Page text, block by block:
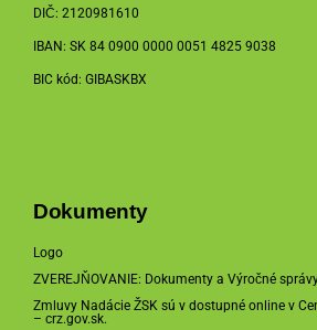
DIČ: 2120981610
IBAN: SK 84 0900 0000 0051 4825 9038
BIC kód: GIBASKBX
Dokumenty
Logo
ZVEREJŇOVANIE: Dokumenty a Výročné
Zmluvy Nadácie ŽSK sú v dostupné online v
– crz.gov.sk.